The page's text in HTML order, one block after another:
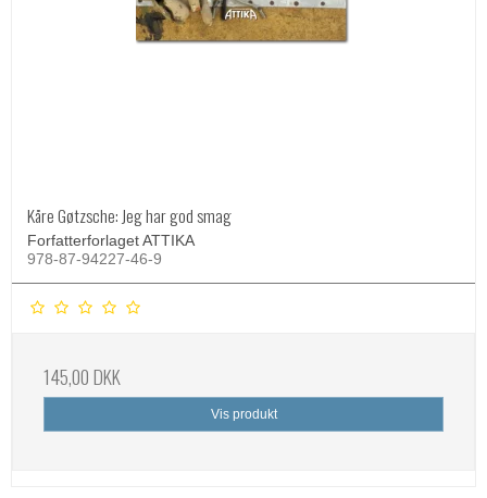
Kåre Gøtzsche: Jeg har god smag
Forfatterforlaget ATTIKA
978-87-94227-46-9
145,00 DKK
Vis produkt